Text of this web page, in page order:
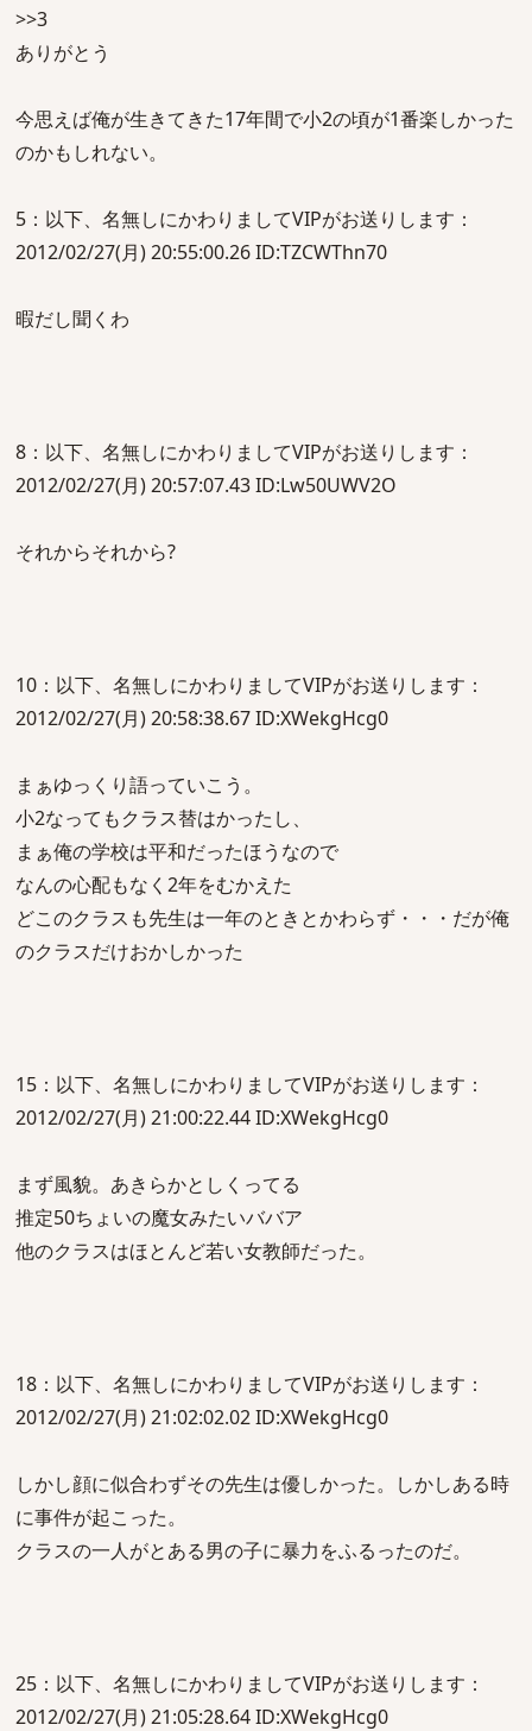
>>3
ありがとう
今思えば俺が生きてきた17年間で小2の頃が1番楽しかった
のかもしれない。
5：以下、名無しにかわりましてVIPがお送りします：
2012/02/27(月) 20:55:00.26 ID:TZCWThn70
暇だし聞くわ
8：以下、名無しにかわりましてVIPがお送りします：
2012/02/27(月) 20:57:07.43 ID:Lw50UWV2O
それからそれから?
10：以下、名無しにかわりましてVIPがお送りします：
2012/02/27(月) 20:58:38.67 ID:XWekgHcg0
まぁゆっくり語っていこう。
小2なってもクラス替はかったし、
まぁ俺の学校は平和だったほうなので
なんの心配もなく2年をむかえた
どこのクラスも先生は一年のときとかわらず・・・だが俺
のクラスだけおかしかった
15：以下、名無しにかわりましてVIPがお送りします：
2012/02/27(月) 21:00:22.44 ID:XWekgHcg0
まず風貌。あきらかとしくってる
推定50ちょいの魔女みたいババア
他のクラスはほとんど若い女教師だった。
18：以下、名無しにかわりましてVIPがお送りします：
2012/02/27(月) 21:02:02.02 ID:XWekgHcg0
しかし顔に似合わずその先生は優しかった。しかしある時
に事件が起こった。
クラスの一人がとある男の子に暴力をふるったのだ。
25：以下、名無しにかわりましてVIPがお送りします：
2012/02/27(月) 21:05:28.64 ID:XWekgHcg0